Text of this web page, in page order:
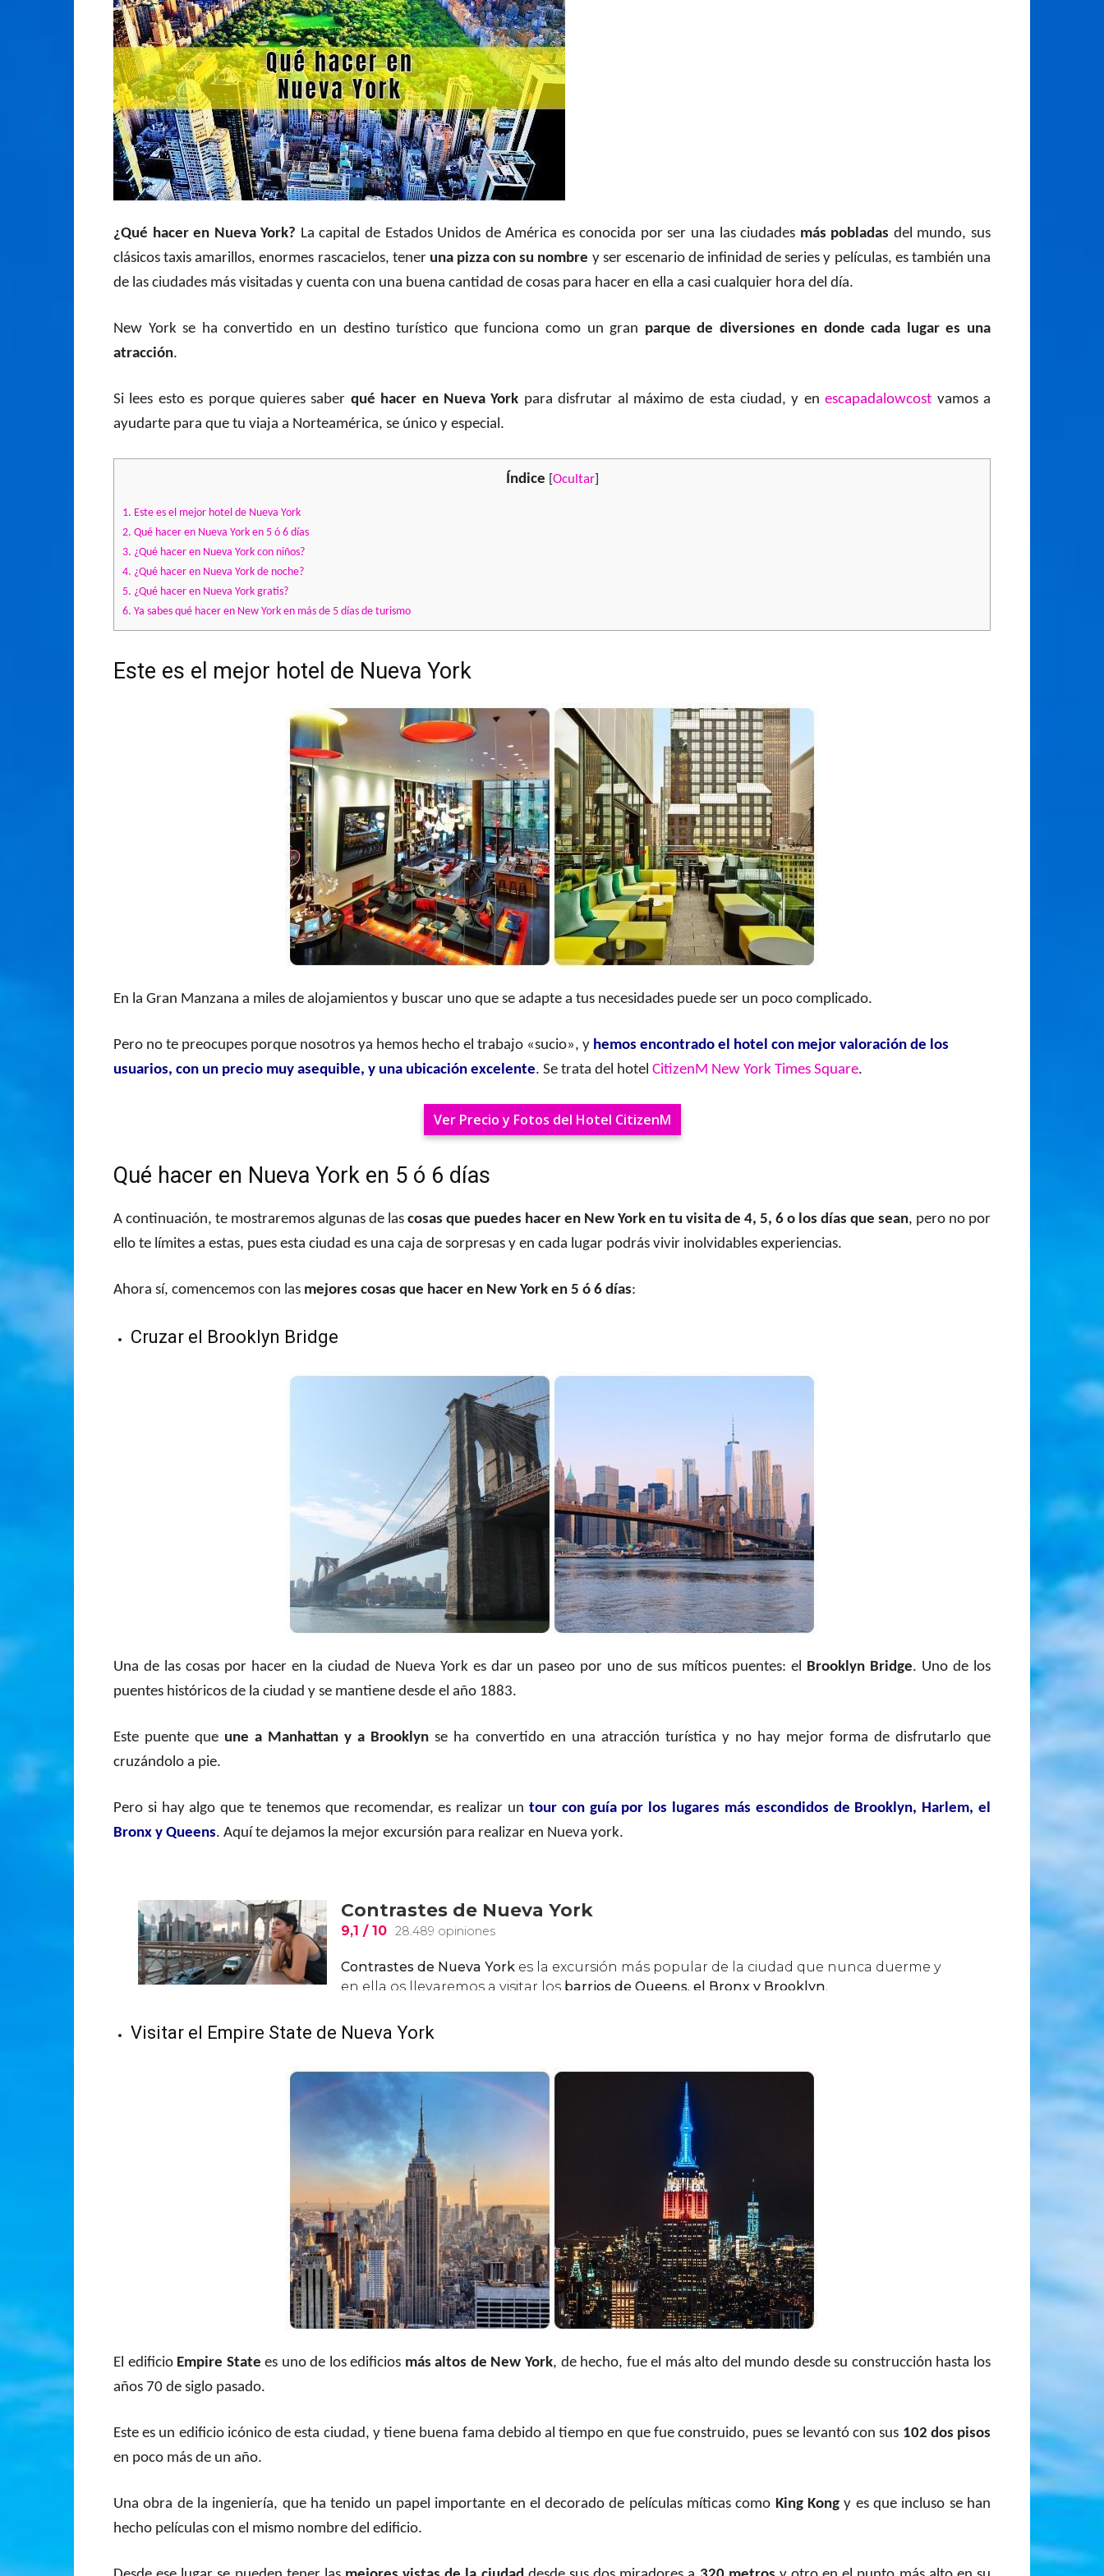
¿Qué hacer en Nueva York? La capital de Estados Unidos de América es conocida por ser una las ciudades más pobladas del mundo, sus
clásicos taxis amarillos, enormes rascacielos, tener una pizza con su nombre y ser escenario de infinidad de series y películas, es también una
de las ciudades más visitadas y cuenta con una buena cantidad de cosas para hacer en ella a casi cualquier hora del día.
New York se ha convertido en un destino turístico que funciona como un gran parque de diversiones en donde cada lugar es una
atracción.
Si lees esto es porque quieres saber qué hacer en Nueva York para disfrutar al máximo de esta ciudad, y enescapadalowcost vamos a
ayudarte para que tu viaja a Norteamérica, se único y especial.
Índice [Ocultar]
1. Este es el mejor hotel de Nueva York
2. Qué hacer en Nueva York en 5 ó 6 días
3. ¿Qué hacer en Nueva York con niños?
4. ¿Qué hacer en Nueva York de noche?
5. ¿Qué hacer en Nueva York gratis?
6. Ya sabes qué hacer en New York en más de 5 días de turismo
Este es el mejor hotel de Nueva York
En la Gran Manzana a miles de alojamientos y buscar uno que se adapte a tus necesidades puede ser un poco complicado.
Pero no te preocupes porque nosotros ya hemos hecho el trabajo «sucio», y hemos encontrado el hotel con mejor valoración de los
usuarios, con un precio muy asequible, y una ubicación excelente. Se trata del hotel CitizenM New York Times Square.
Ver Precio y Fotos del Hotel CitizenM
Qué hacer en Nueva York en 5 ó 6 días
A continuación, te mostraremos algunas de las cosas que puedes hacer en New York en tu visita de 4, 5, 6 o los días que sean, pero no por
ello te límites a estas, pues esta ciudad es una caja de sorpresas y en cada lugar podrás vivir inolvidables experiencias.
Ahora sí, comencemos con las mejores cosas que hacer en New York en 5 ó 6 días:
Cruzar el Brooklyn Bridge
Una de las cosas por hacer en la ciudad de Nueva York es dar un paseo por uno de sus míticos puentes: el Brooklyn Bridge. Uno de los
puentes históricos de la ciudad y se mantiene desde el año 1883.
Este puente que une a Manhattan y a Brooklyn se ha convertido en una atracción turística y no hay mejor forma de disfrutarlo que
cruzándolo a pie.
Pero si hay algo que te tenemos que recomendar, es realizar un tour con guía por los lugares más escondidos de Brooklyn, Harlem, el
Bronx y Queens. Aquí te dejamos la mejor excursión para realizar en Nueva york.
Visitar el Empire State de Nueva York
El edificio Empire State es uno de los edificios más altos de New York, de hecho, fue el más alto del mundo desde su construcción hasta los
años 70 de siglo pasado.
Este es un edificio icónico de esta ciudad, y tiene buena fama debido al tiempo en que fue construido, pues se levantó con sus 102 dos pisos
en poco más de un año.
Una obra de la ingeniería, que ha tenido un papel importante en el decorado de películas míticas como King Kong y es que incluso se han
hecho películas con el mismo nombre del edificio.